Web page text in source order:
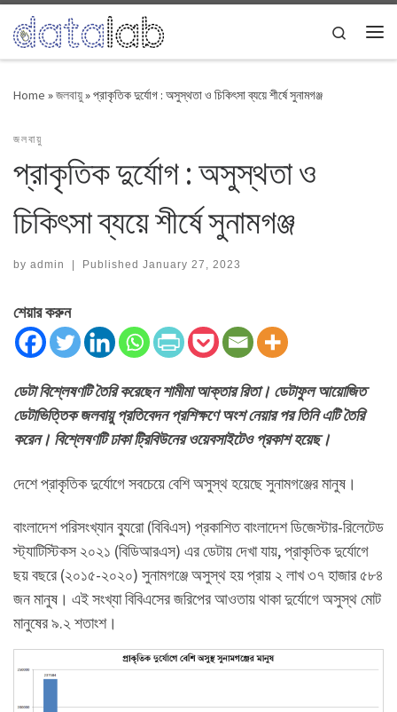
Skip to content
Search
Home »জলবায়ু»প্রাকৃতিক দুর্যোগ : অসুস্থতা ও চিকিৎসা ব্যয়ে শীর্ষে সুনামগঞ্জ
জলবায়ু
প্রাকৃতিক দুর্যোগ : অসুস্থতা ও
চিকিৎসা ব্যয়ে শীর্ষে সুনামগঞ্জ
by admin | Published January 27, 2023
শেয়ার করুন
ডেটা বিশ্লেষণটি তৈরি করেছেন শামীমা আক্তার রিতা। ডেটাফুল আয়োজিত
ডেটাভিত্তিক জলবায়ু প্রতিবেদন প্রশিক্ষণে অংশ নেয়ার পর তিনি এটি তৈরি
করেন। বিশ্লেষণটি ঢাকা ট্রিবিউনের ওয়েবসাইটেও প্রকাশ হয়েছ।
দেশে প্রাকৃতিক দুর্যোগে সবচেয়ে বেশি অসুস্থ হয়েছে সুনামগঞ্জের মানুষ।
বাংলাদেশ পরিসংখ্যান ব্যুরো (বিবিএস) প্রকাশিত বাংলাদেশ ডিজেস্টার-রিলেটেড
স্ট্যাটিস্টিকস ২০২১ (বিডিআরএস) এর ডেটায় দেখা যায়, প্রাকৃতিক দুর্যোগে
ছয় বছরে (২০১৫-২০২০) সুনামগঞ্জে অসুস্থ হয় প্রায় ২ লাখ ৩৭ হাজার ৫৮৪
জন মানুষ। এই সংখ্যা বিবিএসের জরিপের আওতায় থাকা দুর্যোগে অসুস্থ মোট
মানুষের ৯.২ শতাংশ।